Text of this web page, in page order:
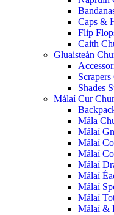
Caps &
Flip
Caith
Gluaisteán
Shades
Málaí Cur
Mála
Málaí
Málaí
Málaí
Málaí
Málaí
Málaí
Málaí
Málaí &